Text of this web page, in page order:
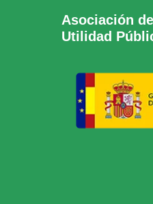
Asociación
Utilidad